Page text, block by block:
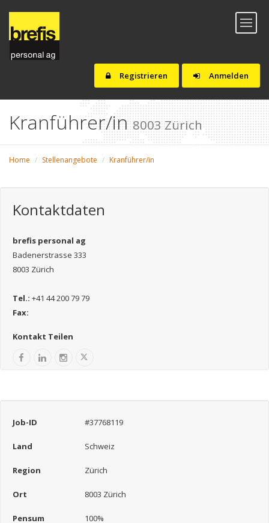
Anmelden
Registrieren
Toggle
Kranführer/in8003 Zürich
Home Stellenangebote Kranführer/in
Kontaktdaten
brefis personal ag
Badenerstrasse 333
8003 Zürich
Tel.: +41 44 200 79 79
Fax:
Kontakt Teilen
Job-ID #37768119
Land Schweiz
Region Zürich
Ort 8003 Zürich
Pensum 100%